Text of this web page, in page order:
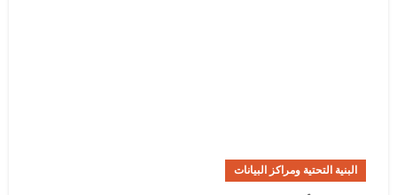
البنية التحتية ومراكز البيانات